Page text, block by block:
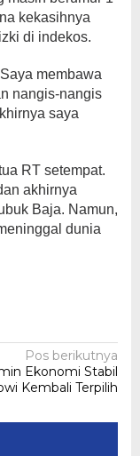
kekasihnya
di indekos.
membawa
nangis-nangis
saya
RT setempat.
akhirnya
Baja. Namun,
dunia
Pos berikutnya
Ekonomi Stabil
Kembali Terpilih